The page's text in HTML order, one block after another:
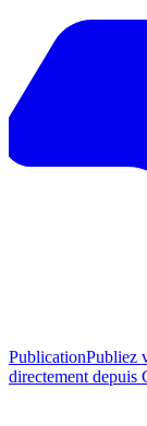
PublicationPubliez
directement depuis